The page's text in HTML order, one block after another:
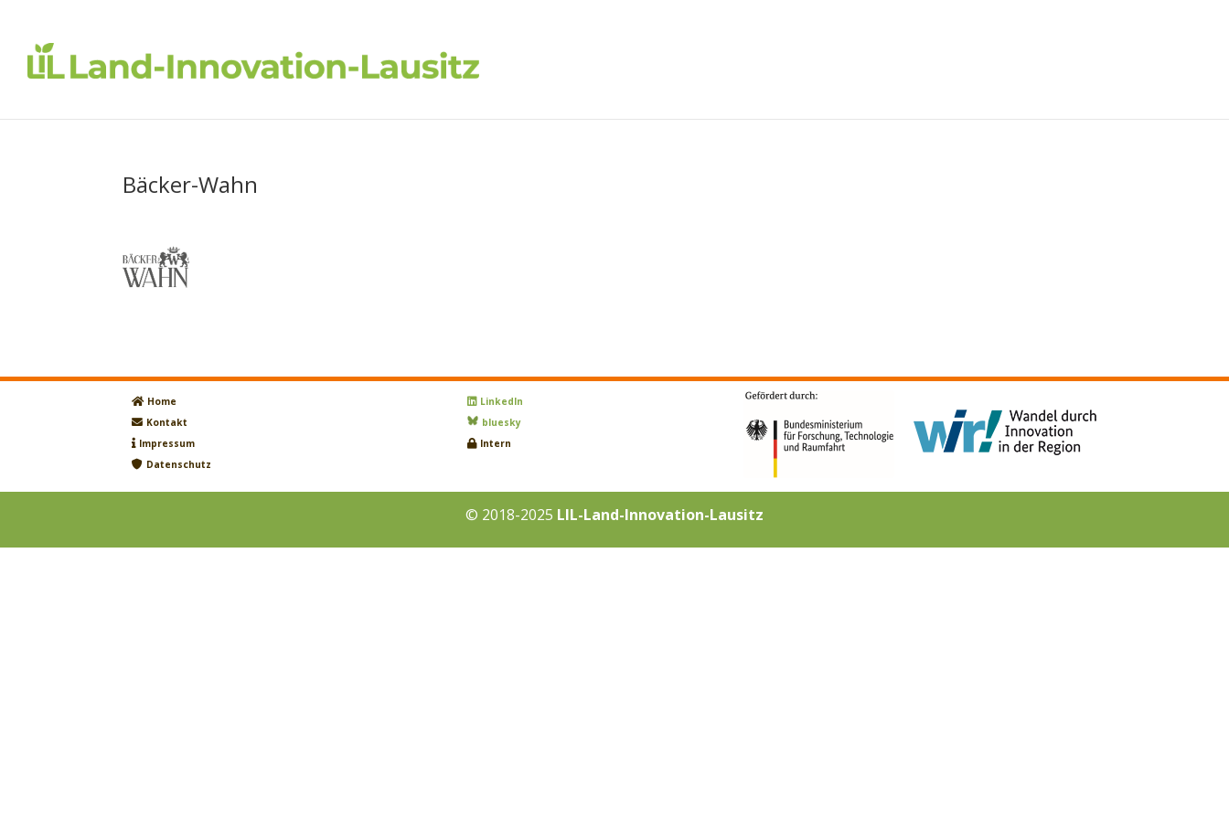
Bäcker-Wahn
Home
Kontakt
Impressum
Datenschutz
LinkedIn
bluesky
Intern
© 2018-2025 LIL-Land-Innovation-Lausitz